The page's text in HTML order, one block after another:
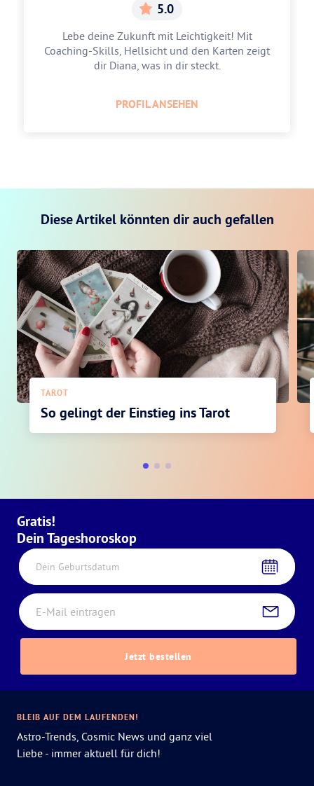
5.0
Lebe deine Zukunft mit Leichtigkeit! Mit
Coaching-Skills, Hellsicht und den Karten zeigt
dir Diana, was in dir steckt.
PROFIL ANSEHEN
Diese Artikel könnten dir auch gefallen
TAROT
So gelingt der Einstieg ins Tarot
Gratis!
Dein Tageshoroskop
Dein Geburtsdatum
Jetzt bestellen
BLEIB AUF DEM LAUFENDEN!
Astro-Trends, Cosmic News und ganz viel
Liebe - immer aktuell für dich!